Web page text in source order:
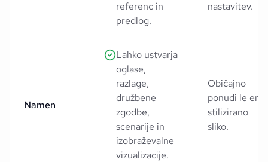
referenc in
predlog.
nastavitev.
Namen
Lahko ustvarja
oglase,
razlage,
družbene
zgodbe,
scenarije in
izobraževalne
vizualizacije.
Običajno
ponudi le eno
stilizirano
sliko.